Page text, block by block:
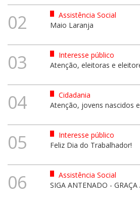
02
Assistência Social
Maio Laranja
03
Interesse público
Atenção, eleitoras e
04
Cidadania
Atenção, jovens nascidos
05
Interesse público
Feliz Dia do Trabalhador!
06
Assistência Social
SIGA ANTENADO -